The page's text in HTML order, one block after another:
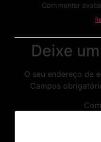
Commenter
Deixe
O seu endereço de
Campos